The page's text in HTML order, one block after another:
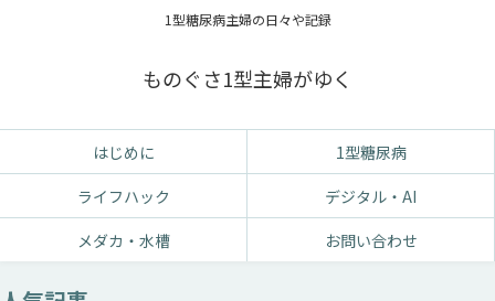
1型糖尿病主婦の日々や記録
ものぐさ1型主婦がゆく
はじめに
1型糖尿病
ライフハック
デジタル・AI
メダカ・水槽
お問い合わせ